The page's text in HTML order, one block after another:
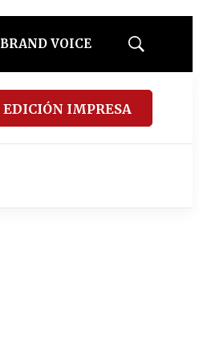
BRAND VOICE
Mostrar
EDICIÓN IMPRESA